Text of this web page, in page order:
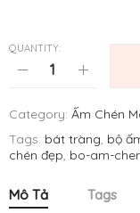
QUANTITY:
Category: Ấm Chén
Tags: bát tràng, bộ
chén đẹp, bo-am-
Mô Tả Tags